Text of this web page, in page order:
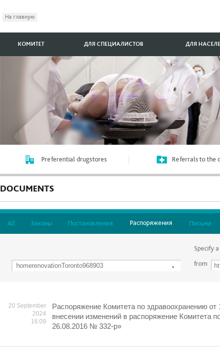
На главную
КОМИТЕТ ДЛЯ СПЕЦИАЛИСТОВ ДЛЯ
Preferential drugstores Referrals to the
DOCUMENTS
All Законы Постановления Распоряжения Письма
Specify
from
20 September
2024
16:09
Распоряжение Комитета по здравоохранению
внесении изменений в распоряжение Комитета
26.08.2016 № 332-р»